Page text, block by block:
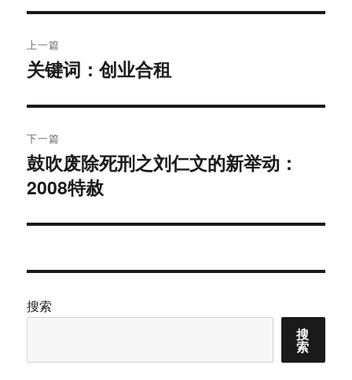
章
航
上一篇
上
文
章：
关键词：创业合租
下一篇
下
篇
章：
鼓吹废除死刑之刘仁文的新举动：
2008特赦
搜索
搜
索